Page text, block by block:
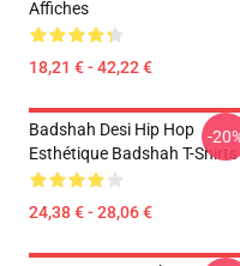
Affiches
18,21 € - 42,22 €
Badshah Desi Hip Hop
Esthétique Badshah T-Shirts
24,38 € - 28,06 €
-